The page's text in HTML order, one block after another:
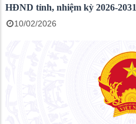
HĐND tỉnh, nhiệm kỳ 2026-2031
10/02/2026